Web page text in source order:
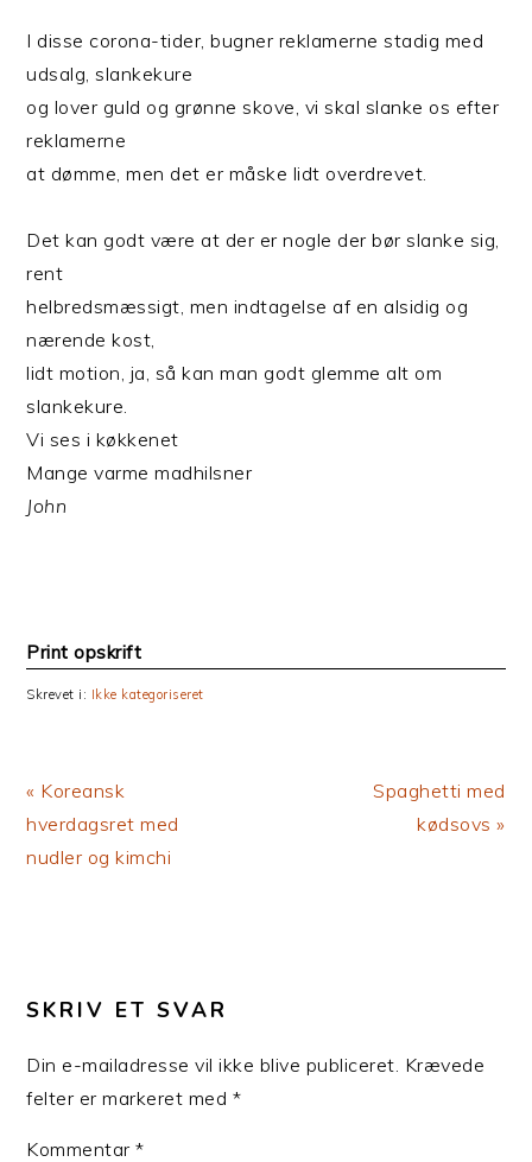
I disse corona-tider, bugner reklamerne stadig med
udsalg, slankekure
og lover guld og grønne skove, vi skal slanke os efter
reklamerne
at dømme, men det er måske lidt overdrevet.
Det kan godt være at der er nogle der bør slanke sig,
rent
helbredsmæssigt, men indtagelse af en alsidig og
nærende kost,
lidt motion, ja, så kan man godt glemme alt om
slankekure.
Vi ses i køkkenet
Mange varme madhilsner
John
Print opskrift
Skrevet i: Ikke kategoriseret
Previous
Post:
« Koreansk
hverdagsret med
nudler og kimchi
Next
Post:
Spaghetti med
kødsovs »
SKRIV ET SVAR
Din e-mailadresse vil ikke blive publiceret. Krævede
felter er markeret med *
Kommentar*